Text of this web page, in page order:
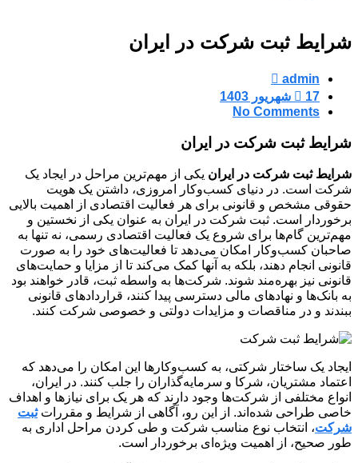
شرایط ثبت شرکت در ایران
admin
17 شهریور 1403
No Comments
شرایط ثبت شرکت در ایران
شرایط ثبت شرکت در ایران یکی از مهم‌ترین مراحل در ایجاد یک
شرکت است. در دنیای کسب‌وکار امروزی، داشتن یک هویت
حقوقی مشخص و قانونی برای هر فعالیت اقتصادی از اهمیت بالایی
برخوردار است. ثبت شرکت در ایران به عنوان یکی از نخستین و
مهم‌ترین گام‌ها برای شروع یک فعالیت اقتصادی رسمی، نه تنها به
صاحبان کسب‌وکار امکان می‌دهد تا فعالیت‌های خود را به صورت
قانونی انجام دهند، بلکه به آنها کمک می‌کند تا از مزایا و حمایت‌های
قانونی نیز بهره‌مند شوند. شرکت‌ها به واسطه ثبت، قادر خواهند بود
به بانک‌ها و نهادهای مالی دسترسی پیدا کنند، قراردادهای قانونی
ببندند و در مناقصات و مزایدات دولتی و خصوصی شرکت کنند.
ایجاد یک ساختار شرکتی، به کسب‌وکارها این امکان را می‌دهد که
اعتماد مشتریان، شرکا و سرمایه‌گذاران را جلب کنند. در ایران،
انواع مختلفی از شرکت‌ها وجود دارند که هر یک برای نیازها و اهداف
خاصی طراحی شده‌اند. از این رو، آگاهی از شرایط و مقرراتثبت
شرکت، انتخاب نوع مناسب شرکت و طی کردن مراحل اداری به
طور صحیح، از اهمیت ویژه‌ای برخوردار است.